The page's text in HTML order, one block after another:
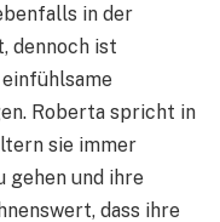
in der
dennoch ist
Roberta spricht in
sie immer
gehen und ihre
dass ihre